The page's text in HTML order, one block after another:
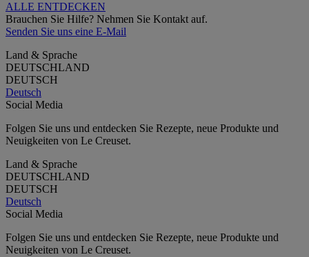
ALLE ENTDECKEN
Brauchen Sie Hilfe? Nehmen Sie Kontakt auf.
Senden Sie uns eine E-Mail
Land & Sprache
DEUTSCHLAND
DEUTSCH
Deutsch
Social Media
Folgen Sie uns und entdecken Sie Rezepte, neue Produkte und
Neuigkeiten von Le Creuset.
Land & Sprache
DEUTSCHLAND
DEUTSCH
Deutsch
Social Media
Folgen Sie uns und entdecken Sie Rezepte, neue Produkte und
Neuigkeiten von Le Creuset.